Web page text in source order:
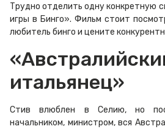
Трудно отделить одну конкретную
игры в Бинго». Фильм стоит
любитель бинго и цените
итальянец»
Стив влюблен в Селию, но
начальником, министром, вся